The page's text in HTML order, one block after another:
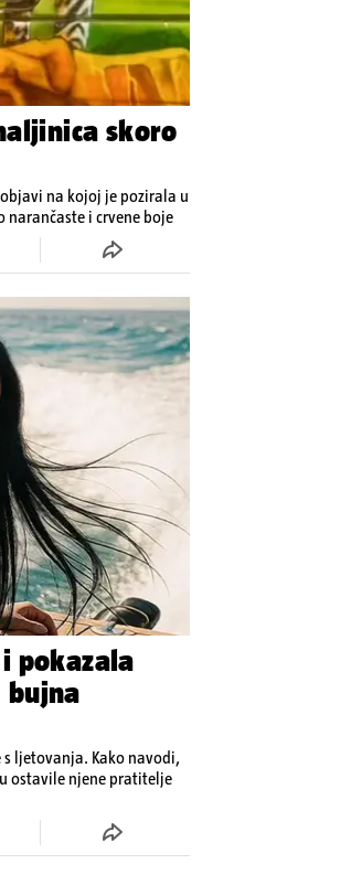
skoro
na kojoj je pozirala u
i crvene boje
pokazala
bujna
ljetovanja. Kako navodi,
ostavile njene pratitelje